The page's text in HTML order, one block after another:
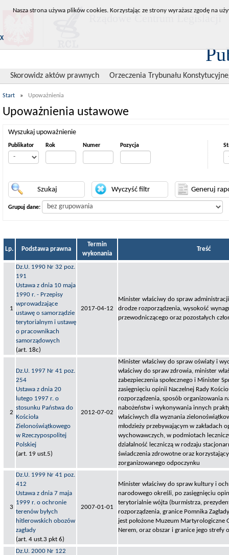
Skorowidz aktów prawnych Orzeczenia Trybunału
Start » Upoważnienia
Upoważnienia ustawowe
Wyszukaj upoważnienie
Publikator Rok Numer Pozycja
Grupuj dane:
Lp. Podstawa prawna
Termin
wykonania
Treść
1
Dz.U. 1990 Nr 32 poz.
191
Ustawa z dnia 10 maja
1990 r. - Przepisy
wprowadzające
ustawę o samorządzie
terytorialnym i ustawę
o pracownikach
samorządowych
(art. 18c)
2017-04-12
Minister właściwy do spraw
drodze rozporządzenia, wysokość
przewodniczącego oraz pozostałych
2
Dz.U. 1997 Nr 41 poz.
254
Ustawa z dnia 20
lutego 1997 r. o
stosunku Państwa do
Kościoła
Zielonoświątkowego
w Rzeczypospolitej
Polskiej
(art. 19 ust.5)
2012-07-02
Minister właściwy do spraw oświaty i
właściwy do spraw zdrowia, minister
zabezpieczenia społecznego i Minister
zasięgnięciu opinii Naczelnej Rady
rozporządzenia, sposób organizowania
nabożeństw i wykonywania innych
właściwych dla wyznania
młodzieży przebywającym w zakładach
wychowawczych, w podmiotach
działalność leczniczą w rodzaju
świadczenia zdrowotne oraz
zorganizowanego odpoczynku
3
Dz.U. 1999 Nr 41 poz.
412
Ustawa z dnia 7 maja
1999 r. o ochronie
terenów byłych
hitlerowskich obozów
zagłady
(art. 4 ust.3 pkt 6)
2007-01-01
Minister właściwy do spraw kultury i
narodowego określi, po zasięgnięciu
terytorialnie wójta (burmistrza,
rozporządzenia, granice Pomnika
jest położone Muzeum Martyrologiczne
Nerem, oraz obszar i granice jego strefy
Dz.U. 2000 Nr 122
Nasza strona używa plików cookies. Korzystając ze strony wyrażasz zgodę na
X